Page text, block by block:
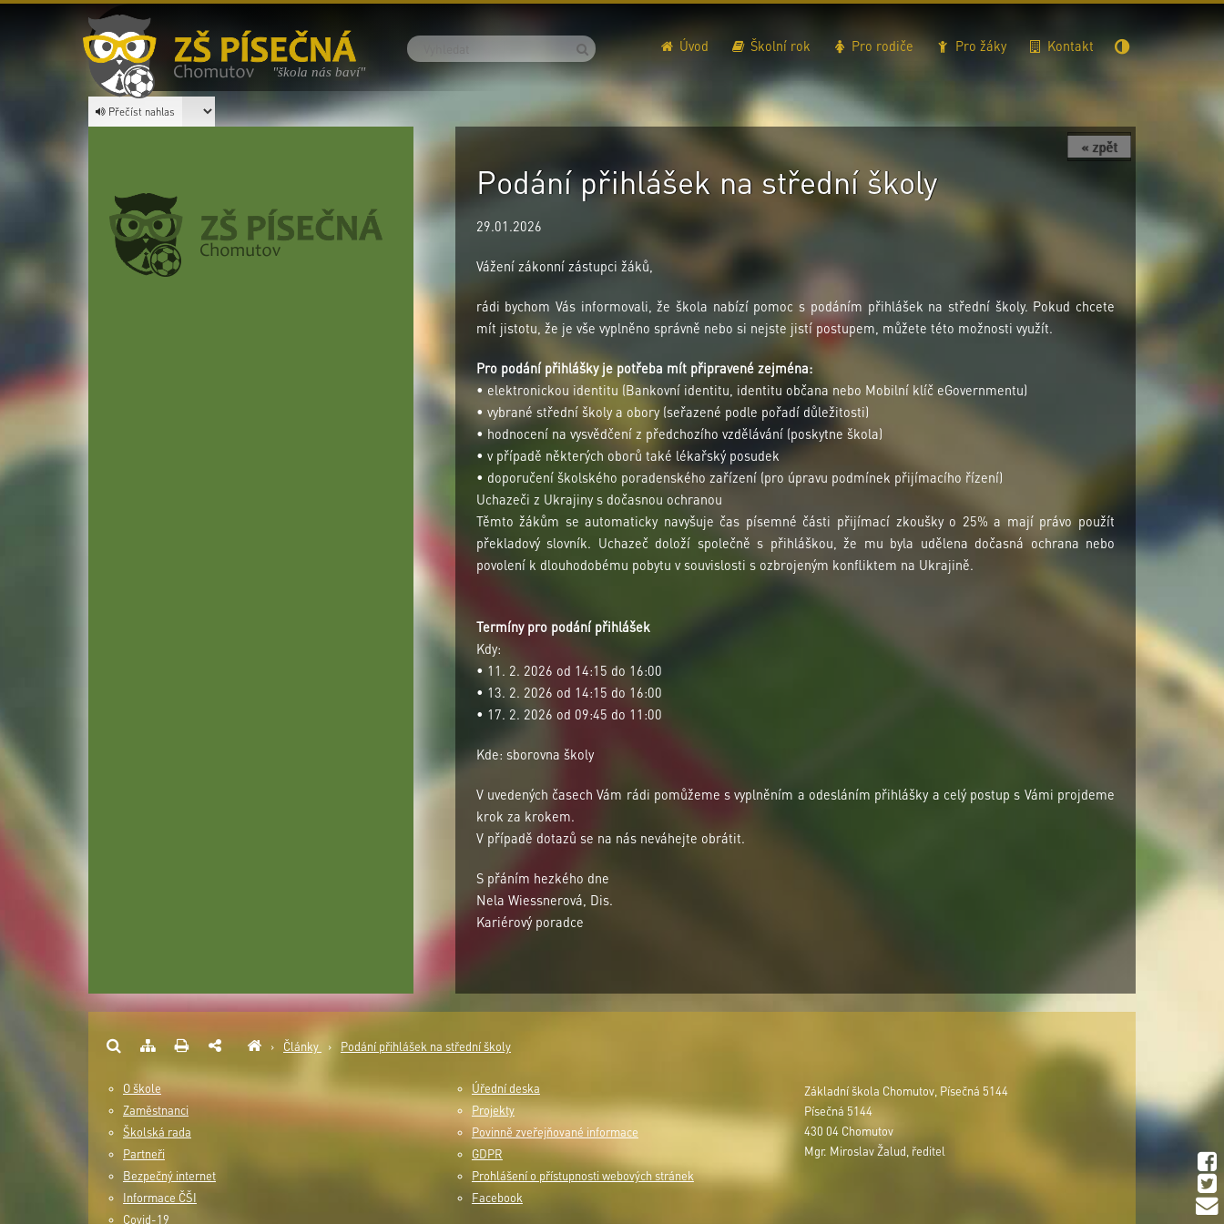
Úvod Školní rok Pro rodiče Pro žáky Kontakt
"škola nás baví"
Přečíst nahlas
« zpět
Podání přihlášek na střední školy
29.01.2026
Vážení zákonní zástupci žáků,
rádi bychom Vás informovali, že škola nabízí pomoc s podáním přihlášek na střední školy. Pokud chcete
mít jistotu, že je vše vyplněno správně nebo si nejste jistí postupem, můžete této možnosti využít.
Pro podání přihlášky je potřeba mít připravené zejména:
• elektronickou identitu (Bankovní identitu, identitu občana nebo Mobilní klíč eGovernmentu)
• vybrané střední školy a obory (seřazené podle pořadí důležitosti)
• hodnocení na vysvědčení z předchozího vzdělávání (poskytne škola)
• v případě některých oborů také lékařský posudek
• doporučení školského poradenského zařízení (pro úpravu podmínek přijímacího řízení)
Uchazeči z Ukrajiny s dočasnou ochranou
Těmto žákům se automaticky navyšuje čas písemné části přijímací zkoušky o 25% a mají právo použít
překladový slovník. Uchazeč doloží společně s přihláškou, že mu byla udělena dočasná ochrana nebo
povolení k dlouhodobému pobytu v souvislosti s ozbrojeným konfliktem na Ukrajině.
Termíny pro podání přihlášek
Kdy:
• 11. 2. 2026 od 14:15 do 16:00
• 13. 2. 2026 od 14:15 do 16:00
• 17. 2. 2026 od 09:45 do 11:00
Kde: sborovna školy
V uvedených časech Vám rádi pomůžeme s vyplněním a odesláním přihlášky a celý postup s Vámi projdeme
krok za krokem.
V případě dotazů se na nás neváhejte obrátit.
S přáním hezkého dne
Nela Wiessnerová, Dis.
Kariérový poradce
› Články › Podání přihlášek na střední školy
O škole
Zaměstnanci
Školská rada
Partneři
Bezpečný internet
Informace ČŠI
Covid-19
Úřední deska
Projekty
Povinně zveřejňované informace
GDPR
Prohlášení o přístupnosti webových stránek
Facebook
Základní škola Chomutov, Písečná 5144
Písečná 5144
430 04 Chomutov
Mgr. Miroslav Žalud, ředitel